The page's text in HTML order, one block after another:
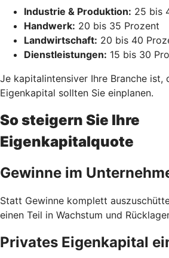
Industrie & Produktion: 25 bis
Handwerk: 20 bis 35 Prozent
Landwirtschaft: 20 bis 40
Dienstleistungen: 15 bis 30
Je kapitalintensiver Ihre Branche ist,
Eigenkapital sollten Sie einplanen.
So steigern Sie Ihre
Eigenkapitalquote
Gewinne im
Statt Gewinne komplett
einen Teil in Wachstum und
Privates Eigenkapital